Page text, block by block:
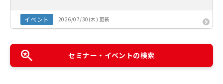
イベント 2026/07/30(木) 更新
セミナー・イベントの検索